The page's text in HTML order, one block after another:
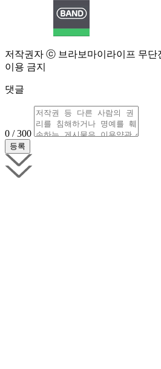
저작권자 ⓒ 브라보마이라이프 무단
이용 금지
댓글
0 / 300